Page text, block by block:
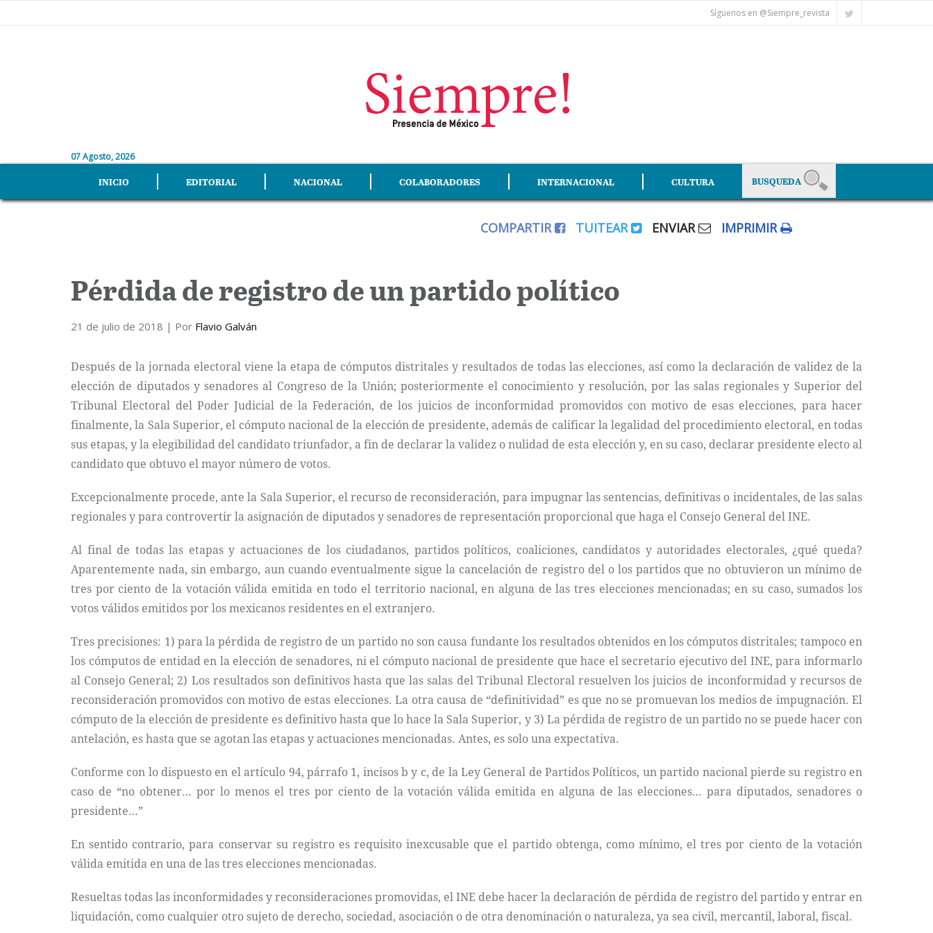
Síguenos en @Siempre_revista
07 Agosto, 2026
INICIO EDITORIAL NACIONAL COLABORADORES INTERNACIONAL CULTURA
COMPARTIR TUITEAR ENVIAR IMPRIMIR
Pérdida de registro de un partido político
21 de julio de 2018 | Por Flavio Galván
Después de la jornada electoral viene la etapa de cómputos distritales y resultados de todas las elecciones, así como la declaración de validez de la
elección de diputados y senadores al Congreso de la Unión; posteriormente el conocimiento y resolución, por las salas regionales y Superior del
Tribunal Electoral del Poder Judicial de la Federación, de los juicios de inconformidad promovidos con motivo de esas elecciones, para hacer
finalmente, la Sala Superior, el cómputo nacional de la elección de presidente, además de calificar la legalidad del procedimiento electoral, en todas
sus etapas, y la elegibilidad del candidato triunfador, a fin de declarar la validez o nulidad de esta elección y, en su caso, declarar presidente electo al
candidato que obtuvo el mayor número de votos.
Excepcionalmente procede, ante la Sala Superior, el recurso de reconsideración, para impugnar las sentencias, definitivas o incidentales, de las salas
regionales y para controvertir la asignación de diputados y senadores de representación proporcional que haga el Consejo General del INE.
Al final de todas las etapas y actuaciones de los ciudadanos, partidos políticos, coaliciones, candidatos y autoridades electorales, ¿qué queda?
Aparentemente nada, sin embargo, aun cuando eventualmente sigue la cancelación de registro del o los partidos que no obtuvieron un mínimo de
tres por ciento de la votación válida emitida en todo el territorio nacional, en alguna de las tres elecciones mencionadas; en su caso, sumados los
votos válidos emitidos por los mexicanos residentes en el extranjero.
Tres precisiones: 1) para la pérdida de registro de un partido no son causa fundante los resultados obtenidos en los cómputos distritales; tampoco en
los cómputos de entidad en la elección de senadores, ni el cómputo nacional de presidente que hace el secretario ejecutivo del INE, para informarlo
al Consejo General; 2) Los resultados son definitivos hasta que las salas del Tribunal Electoral resuelven los juicios de inconformidad y recursos de
reconsideración promovidos con motivo de estas elecciones. La otra causa de “definitividad” es que no se promuevan los medios de impugnación. El
cómputo de la elección de presidente es definitivo hasta que lo hace la Sala Superior, y 3) La pérdida de registro de un partido no se puede hacer con
antelación, es hasta que se agotan las etapas y actuaciones mencionadas. Antes, es solo una expectativa.
Conforme con lo dispuesto en el artículo 94, párrafo 1, incisos b y c, de la Ley General de Partidos Políticos, un partido nacional pierde su registro en
caso de “no obtener… por lo menos el tres por ciento de la votación válida emitida en alguna de las elecciones… para diputados, senadores o
presidente…”
En sentido contrario, para conservar su registro es requisito inexcusable que el partido obtenga, como mínimo, el tres por ciento de la votación
válida emitida en una de las tres elecciones mencionadas.
Resueltas todas las inconformidades y reconsideraciones promovidas, el INE debe hacer la declaración de pérdida de registro del partido y entrar en
liquidación, como cualquier otro sujeto de derecho, sociedad, asociación o de otra denominación o naturaleza, ya sea civil, mercantil, laboral, fiscal.